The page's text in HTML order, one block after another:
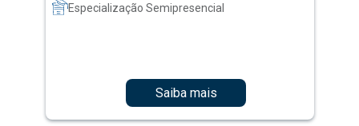
Especialização Semipresencial
Saiba mais